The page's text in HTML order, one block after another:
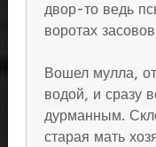
двор-то ведь
воротах
Вошел мулла,
водой, и сразу
дурманным.
старая мать